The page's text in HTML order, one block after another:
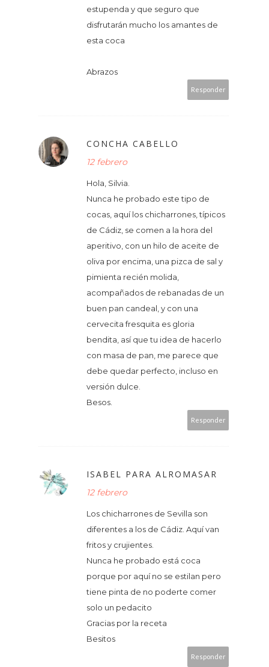
estupenda y que seguro que
disfrutarán mucho los amantes de
esta coca
Abrazos
Responder
CONCHA CABELLO
12 febrero
Hola, Silvia.
Nunca he probado este tipo de
cocas, aquí los chicharrones, típicos
de Cádiz, se comen a la hora del
aperitivo, con un hilo de aceite de
oliva por encima, una pizca de sal y
pimienta recién molida,
acompañados de rebanadas de un
buen pan candeal, y con una
cervecita fresquita es gloria
bendita, así que tu idea de hacerlo
con masa de pan, me parece que
debe quedar perfecto, incluso en
versión dulce.
Besos.
Responder
ISABEL PARA ALROMASAR
12 febrero
Los chicharrones de Sevilla son
diferentes a los de Cádiz. Aquí van
fritos y crujientes.
Nunca he probado está coca
porque por aquí no se estilan pero
tiene pinta de no poderte comer
solo un pedacito
Gracias por la receta
Besitos
Responder